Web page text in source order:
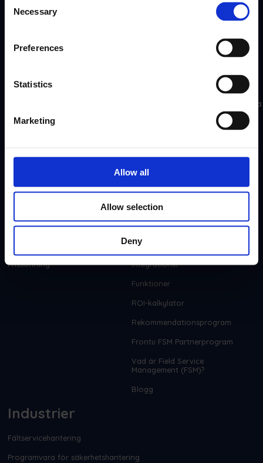
Selection
Necessary
Preferences
Statistics
Marketing
Allow all
Allow selection
Deny
Motivity Arbetsstyrka
Företag
Prissättning
Resurser
Help Center
Integrationer
Funktioner
ROI-kalkylator
Rekommendationsprogram
Frontu FSM Partnerprogram
Vad är Field Service
Management (FSM)?
Blogg
Industrier
Fältservicehantering
Programvara för säkerhetshantering